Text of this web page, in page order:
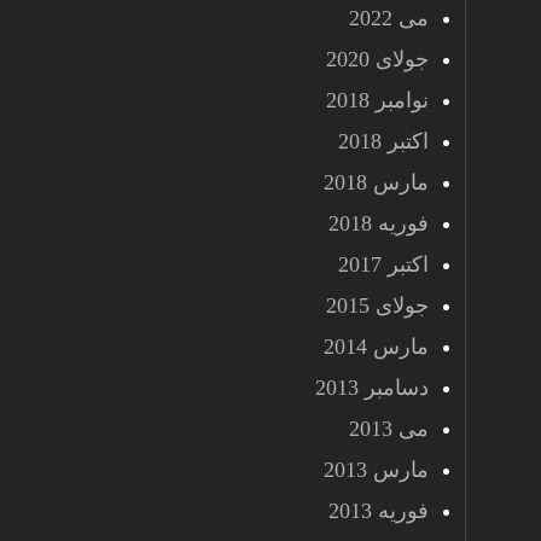
می 2022
جولای 2020
نوامبر 2018
اکتبر 2018
مارس 2018
فوریه 2018
اکتبر 2017
جولای 2015
مارس 2014
دسامبر 2013
می 2013
مارس 2013
فوریه 2013